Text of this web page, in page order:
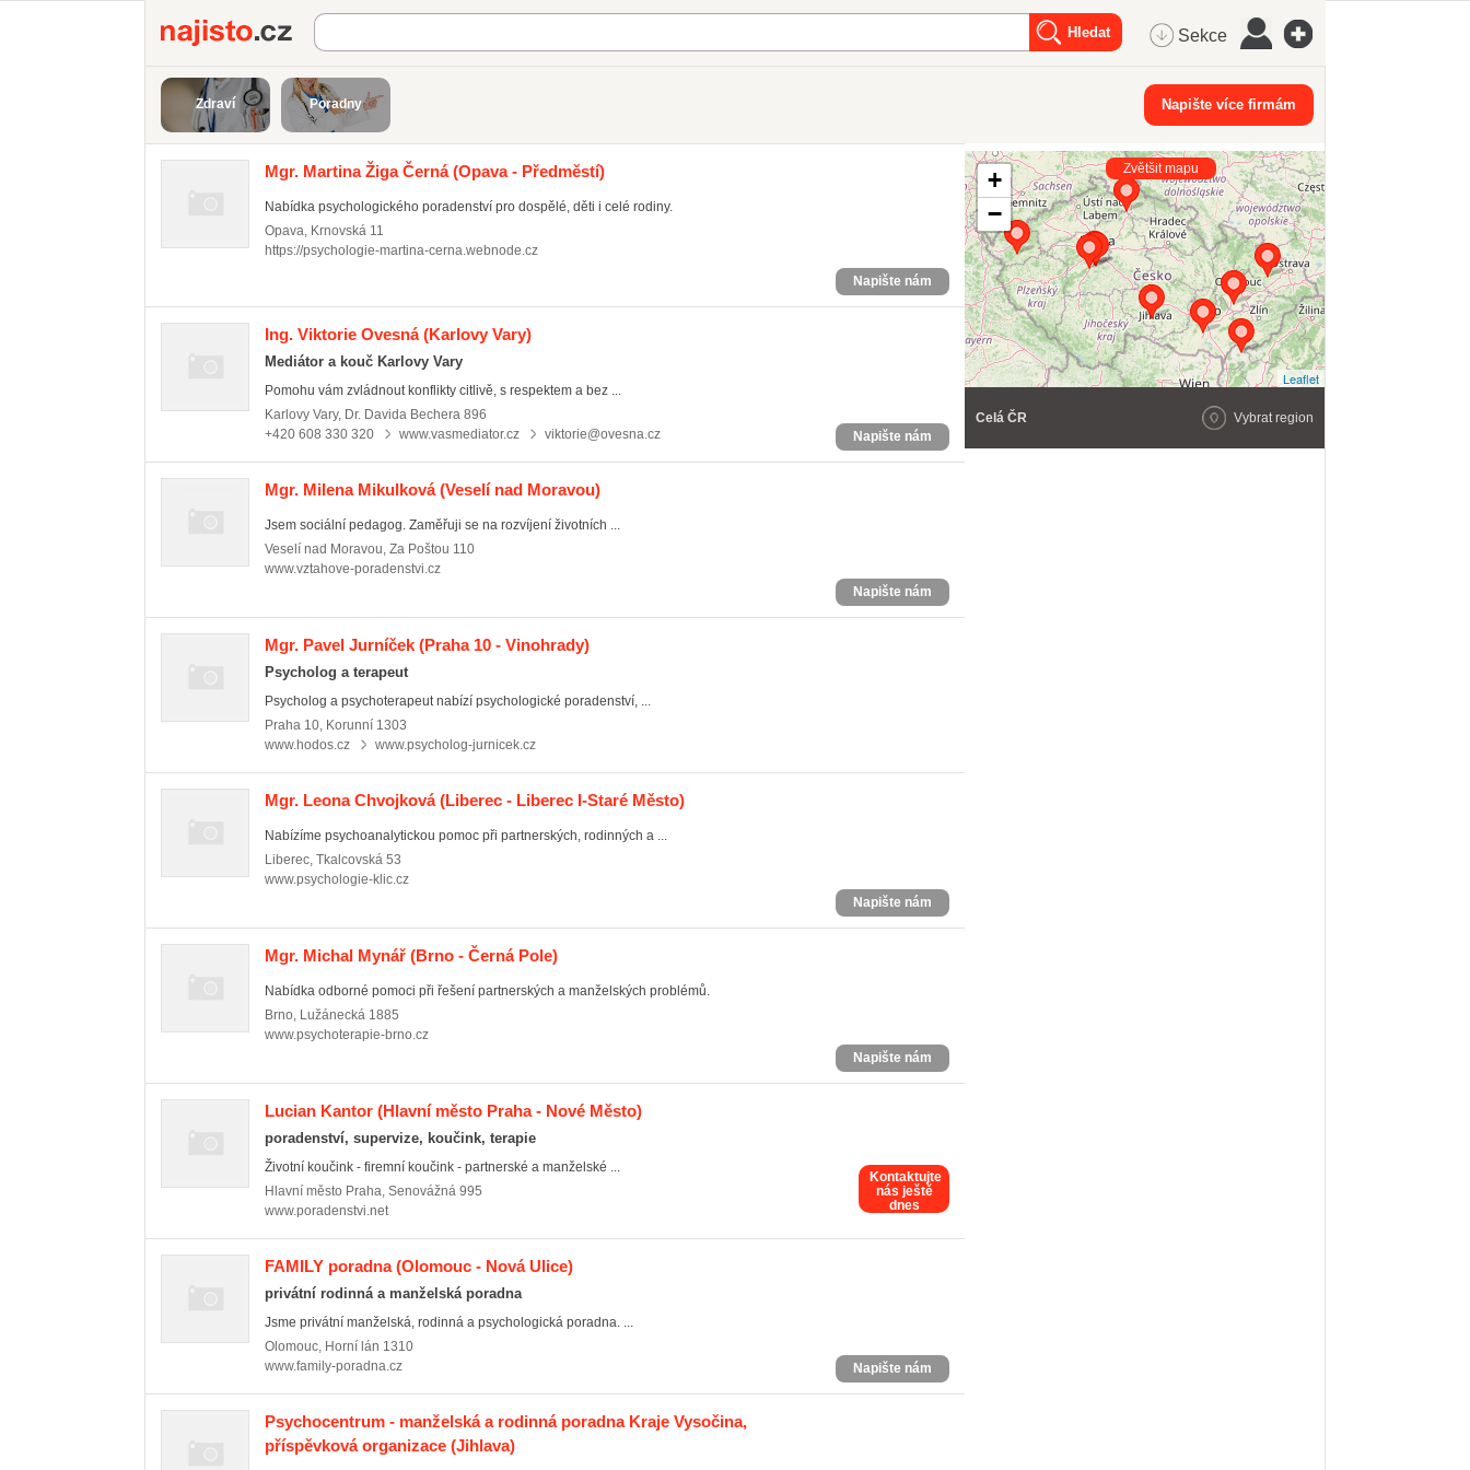
Najisto.cz Sekce
Zdraví Poradny Napište více firmám
Mgr. Martina Žiga Černá(Opava - Předměstí)
Nabídka psychologického poradenství pro dospělé, děti i celé rodiny.
Opava, Krnovská 11
https://psychologie-martina-cerna.webnode.cz
Napište nám
Ing. Viktorie Ovesná(Karlovy Vary)
Mediátor a kouč Karlovy Vary
Pomohu vám zvládnout konflikty citlivě, s respektem a bez ...
Karlovy Vary, Dr. Davida Bechera 896
+420 608 330 320
www.vasmediator.cz viktorie@ovesna.cz Napište nám
Mgr. Milena Mikulková(Veselí nad Moravou)
Jsem sociální pedagog. Zaměřuji se na rozvíjení životních ...
Veselí nad Moravou, Za Poštou 110
www.vztahove-poradenstvi.cz
Napište nám
Mgr. Pavel Jurníček (Praha 10 - Vinohrady)
Psycholog a terapeut
Psycholog a psychoterapeut nabízí psychologické poradenství, ...
Praha 10, Korunní 1303
www.hodos.cz
www.psycholog-jurnicek.cz
Mgr. Leona Chvojková(Liberec - Liberec I-Staré Město)
Nabízíme psychoanalytickou pomoc při partnerských, rodinných a ...
Liberec, Tkalcovská 53
www.psychologie-klic.cz
Napište nám
Mgr. Michal Mynář (Brno - Černá Pole)
Nabídka odborné pomoci při řešení partnerských a manželských problémů.
Brno, Lužánecká 1885
www.psychoterapie-brno.cz
Napište nám
Lucian Kantor (Hlavní město Praha - Nové Město)
poradenství, supervize, koučink, terapie
Životní koučink - firemní koučink - partnerské a manželské ...
Hlavní město Praha, Senovážná 995
www.poradenstvi.net
Kontaktujte
nás ještě
dnes
FAMILY poradna(Olomouc - Nová Ulice)
privátní rodinná a manželská poradna
Jsme privátní manželská, rodinná a psychologická poradna. ...
Olomouc, Horní lán 1310
www.family-poradna.cz
Napište nám
Psychocentrum - manželská a rodinná poradna Kraje Vysočina,
příspěvková organizace (Jihlava)
+
−
Leaflet
Zvětšit mapu
Celá ČR Vybrat region